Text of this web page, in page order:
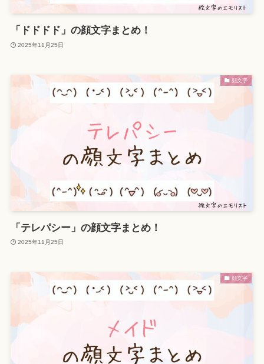
「ドドドド」の顔文字まとめ！
2025年11月25日
顔文字
「テレパシー」の顔文字まとめ！
2025年11月25日
顔文字